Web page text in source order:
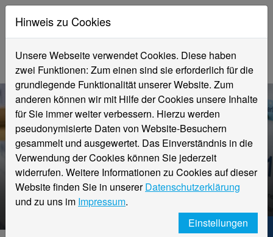
Sprich uns gerne an - Wir
freuen uns auf dich!
Kontakt zu HNX
Hochschule Niederrhein. Dein Weg.
Hinweis zu Cookies
Unsere Webseite verwendet Cookies. Diese haben
zwei Funktionen: Zum einen sind sie erforderlich für die
grundlegende Funktionalität unserer Website. Zum
anderen können wir mit Hilfe der Cookies unsere Inhalte
für Sie immer weiter verbessern. Hierzu werden
pseudonymisierte Daten von Website-Besuchern
gesammelt und ausgewertet. Das Einverständnis in die
Verwendung der Cookies können Sie jederzeit
widerrufen. Weitere Informationen zu Cookies auf dieser
Website finden Sie in unsererDatenschutzerklärung
und zu uns im Impressum.
Einstellungen